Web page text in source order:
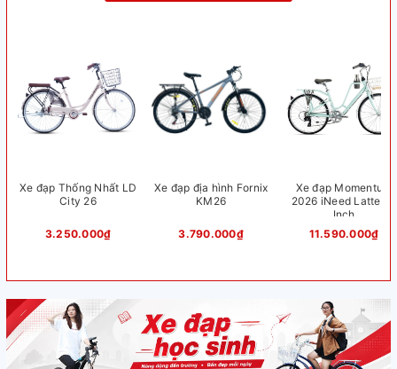
Xe đạp Thống Nhất LD
City 26
3.250.000₫
Xe đạp địa hình Fornix
KM26
3.790.000₫
Xe đạp Momentum
2026 iNeed Latte 26
Inch
11.590.000₫